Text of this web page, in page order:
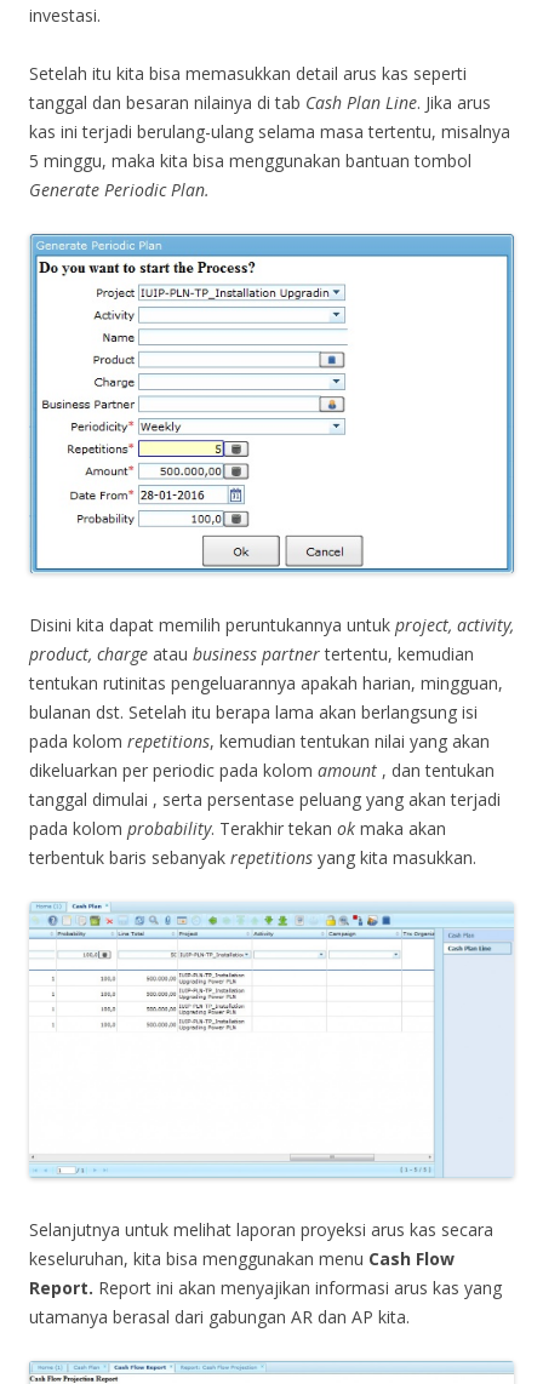
investasi.
Setelah itu kita bisa memasukkan detail arus kas seperti
tanggal dan besaran nilainya di tab Cash Plan Line. Jika arus
kas ini terjadi berulang-ulang selama masa tertentu, misalnya
5 minggu, maka kita bisa menggunakan bantuan tombol
Generate Periodic Plan.
Disini kita dapat memilih peruntukannya untuk project, activity,
product, charge atau business partnertertentu, kemudian
tentukan rutinitas pengeluarannya apakah harian, mingguan,
bulanan dst. Setelah itu berapa lama akan berlangsung isi
pada kolom repetitions, kemudian tentukan nilai yang akan
dikeluarkan per periodic pada kolom amount , dan tentukan
tanggal dimulai , serta persentase peluang yang akan terjadi
pada kolom probability. Terakhir tekan ok maka akan
terbentuk baris sebanyak repetitions yang kita masukkan.
Selanjutnya untuk melihat laporan proyeksi arus kas secara
keseluruhan, kita bisa menggunakan menu Cash Flow
Report. Report ini akan menyajikan informasi arus kas yang
utamanya berasal dari gabungan AR dan AP kita.